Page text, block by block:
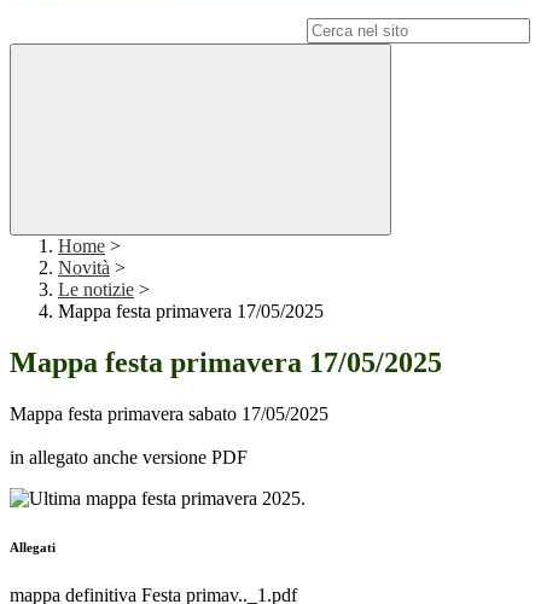
Home >
Novità >
Le notizie >
Mappa festa primavera 17/05/2025
Mappa festa primavera 17/05/2025
Mappa festa primavera sabato 17/05/2025
in allegato anche versione PDF
Allegati
mappa definitiva Festa primav.._1.pdf